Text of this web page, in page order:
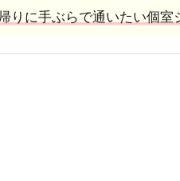
りに手ぶらで通いたい個